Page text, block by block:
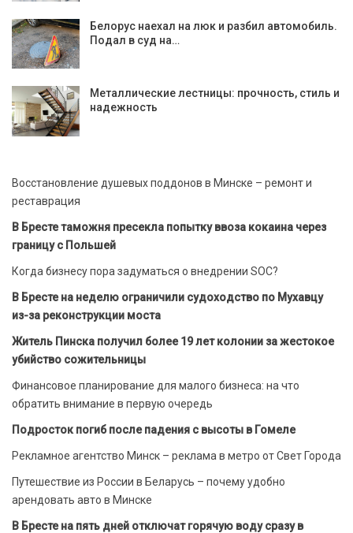
Белорус наехал на люк и разбил автомобиль.
Подал в суд на…
Металлические лестницы: прочность, стиль и
надежность
Восстановление душевых поддонов в Минске – ремонт и
реставрация
В Бресте таможня пресекла попытку ввоза кокаина через
границу с Польшей
Когда бизнесу пора задуматься о внедрении SOC?
В Бресте на неделю ограничили судоходство по Мухавцу
из-за реконструкции моста
Житель Пинска получил более 19 лет колонии за жестокое
убийство сожительницы
Финансовое планирование для малого бизнеса: на что
обратить внимание в первую очередь
Подросток погиб после падения с высоты в Гомеле
Рекламное агентство Минск – реклама в метро от Свет Города
Путешествие из России в Беларусь – почему удобно
арендовать авто в Минске
В Бресте на пять дней отключат горячую воду сразу в